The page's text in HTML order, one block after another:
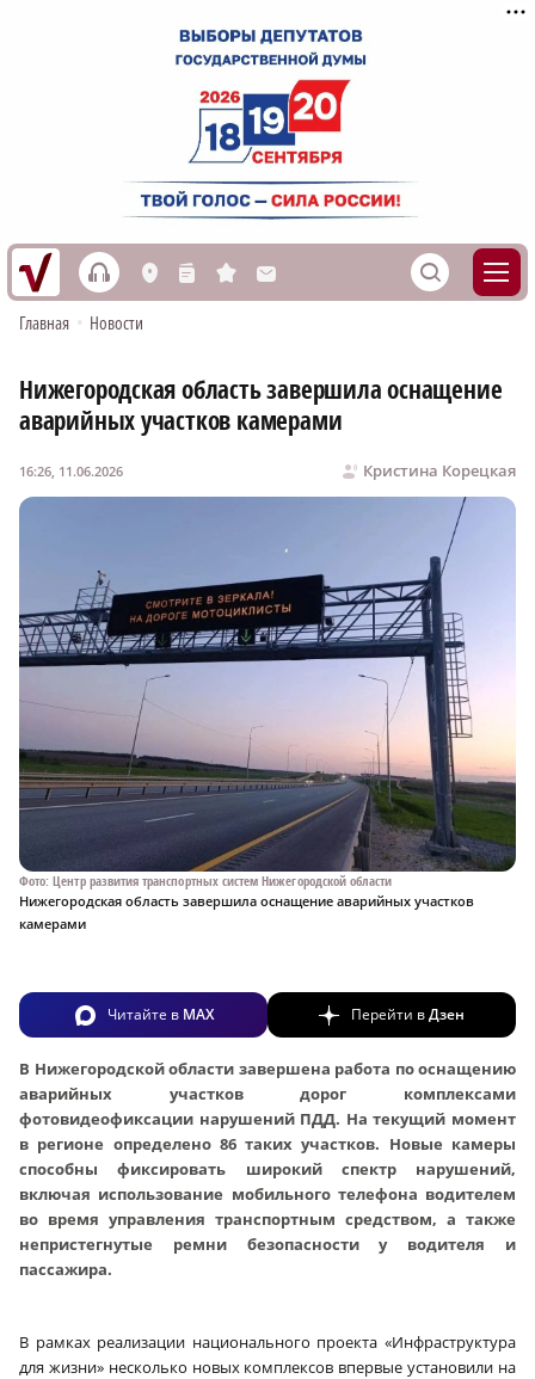
h L n s M S
Главная • Новости
Нижегородская область завершила оснащение
аварийных участков камерами
Кристина Корецкая
16:26, 11.06.2026
Фото: Центр развития транспортных систем Нижегородской области
Нижегородская область завершила оснащение аварийных участков
камерами
Читайте в MAX Перейти вДзен
В Нижегородской области завершена работа по оснащению
аварийных участков дорог комплексами
фотовидеофиксации нарушений ПДД. На текущий момент
в регионе определено 86 таких участков. Новые камеры
способны фиксировать широкий спектр нарушений,
включая использование мобильного телефона водителем
во время управления транспортным средством, а также
непристегнутые ремни безопасности у водителя и
пассажира.
В рамках реализации национального проекта «Инфраструктура
для жизни» несколько новых комплексов впервые установили на